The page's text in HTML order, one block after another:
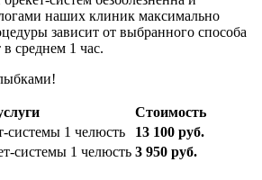
наших клиник максимально
зависит от выбранного способа
среднем 1 час.
Стоимость
системы 1 челюсть
13 100 руб.
системы 1 челюсть 3 950 руб.